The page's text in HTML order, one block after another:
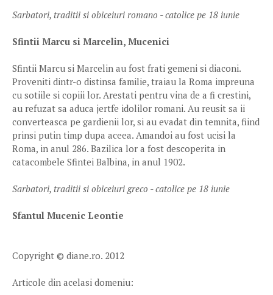
Sarbatori, traditii si obiceiuri romano - catolice pe 18 iunie
Sfintii Marcu si Marcelin, Mucenici
Sfintii Marcu si Marcelin au fost frati gemeni si diaconi.
Proveniti dintr-o distinsa familie, traiau la Roma impreuna
cu sotiile si copiii lor. Arestati pentru vina de a fi crestini,
au refuzat sa aduca jertfe idolilor romani. Au reusit sa ii
converteasca pe gardienii lor, si au evadat din temnita, fiind
prinsi putin timp dupa aceea. Amandoi au fost ucisi la
Roma, in anul 286. Bazilica lor a fost descoperita in
catacombele Sfintei Balbina, in anul 1902.
Sarbatori, traditii si obiceiuri greco - catolice pe 18 iunie
Sfantul Mucenic Leontie
Copyright © diane.ro. 2012
Articole din acelasi domeniu: